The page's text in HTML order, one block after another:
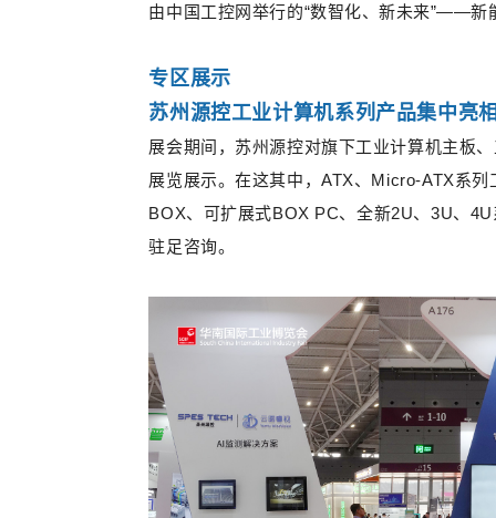
由中国工控网举行的“数智化、新未来”——新
专区展示
苏州源控工业计算机系列产品集中亮
展会期间，苏州源控对旗下工业计算机主板
展览展示。在这其中，ATX、Micro-ATX系
BOX、可扩展式BOX PC、全新2U、3U、
驻足咨询。